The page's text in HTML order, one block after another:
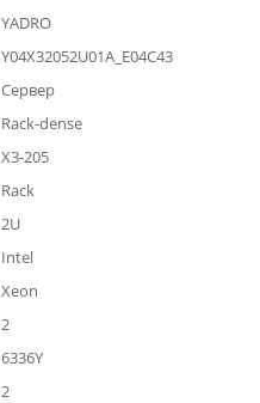
YADRO
Y04X32052U01A_E04C43
Сервер
Rack-dense
X3-205
Rack
2U
Intel
Xeon
2
6336Y
2